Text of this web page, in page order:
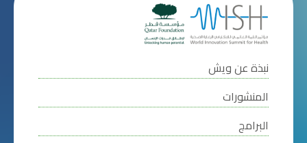
نبذة عن ويش
المنشورات
البرامج